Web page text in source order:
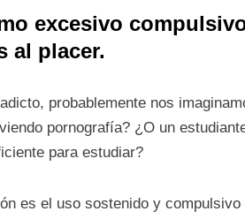
excesivo
al placer.
probablemente nos
pornografía? ¿O un
para estudiar?
es el uso sostenido y